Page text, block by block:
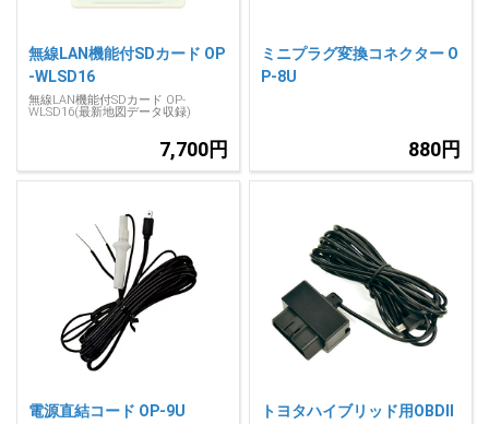
大口注文はこちら
無線LAN機能付SDカード OP
-WLSD16
無線LAN機能付SDカード OP-
WLSD16(最新地図データ収録)
7,700円
ミニプラグ変換コネクター O
P-8U
880円
電源直結コード OP-9U
トヨタハイブリッド用OBDII